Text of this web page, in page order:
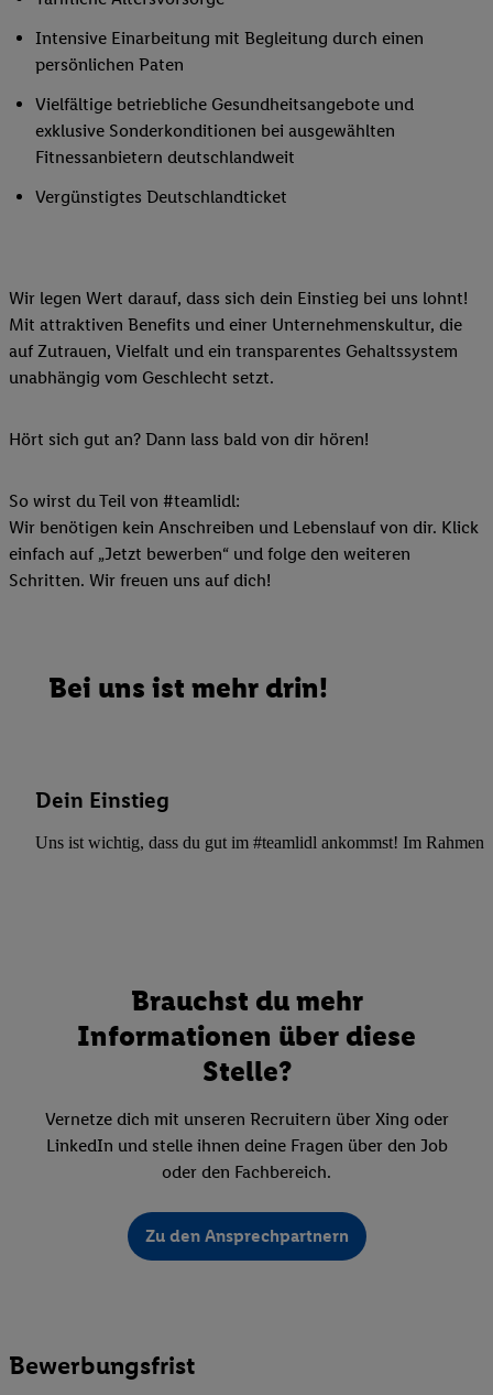
Intensive Einarbeitung mit Begleitung durch einen
persönlichen Paten
Vielfältige betriebliche Gesundheitsangebote und
exklusive Sonderkonditionen bei ausgewählten
Fitnessanbietern deutschlandweit
Vergünstigtes Deutschlandticket
Wir legen Wert darauf, dass sich dein Einstieg bei uns lohnt!
Mit attraktiven Benefits und einer Unternehmenskultur, die
auf Zutrauen, Vielfalt und ein transparentes Gehaltssystem
unabhängig vom Geschlecht setzt.
Hört sich gut an? Dann lass bald von dir hören!
So wirst du Teil von #teamlidl:
Wir benötigen kein Anschreiben und Lebenslauf von dir. Klick
einfach auf „Jetzt bewerben“ und folge den weiteren
Schritten. Wir freuen uns auf dich!
Bei uns ist mehr drin!
Dein Einstieg
Uns ist wichtig, dass du gut im #teamlidl ankommst! Im Rahmen
Brauchst du mehr
Informationen über diese
Stelle?
Vernetze dich mit unseren Recruitern über Xing oder
LinkedIn und stelle ihnen deine Fragen über den Job
oder den Fachbereich.
Zu den Ansprechpartnern
Bewerbungsfrist